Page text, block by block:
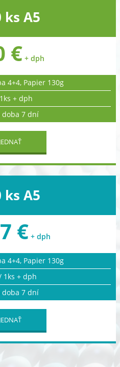
ks A5
€ + dph
4+4, Papier 130g
+ dph
doba 7 dní
ks A5
€ + dph
4+4, Papier 130g
1ks + dph
doba 7 dní